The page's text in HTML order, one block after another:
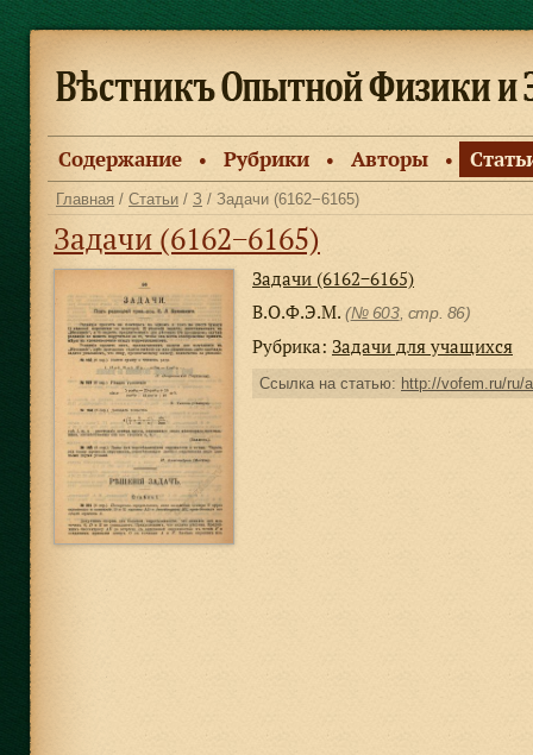
Содержание ● Рубрики ● Авторы ●
Главная / Статьи / З / Задачи (6162−6165)
Задачи (6162−6165)
Задачи (6162−6165)
В.О.Ф.Э.М. (№ 603, стр. 86)
Рубрика: Задачи для учащихся
Ссылка на статью: http://vofem.ru/ru/